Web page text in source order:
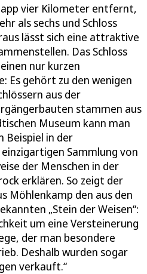
vier Kilometer entfernt,
als sechs und Schloss
lässt sich eine attraktive
Das Schloss
nur kurzen
Es gehört zu den wenigen
aus der
stammen aus
Museum kann man
Beispiel in der
Sammlung von
der Menschen in der
erklären. So zeigt der
Möhlenkamp den aus den
„Stein der Weisen“:
um eine Versteinerung
der man besondere
Deshalb wurden sogar
verkauft.“